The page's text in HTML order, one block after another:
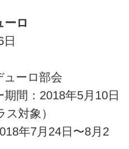
ーロ
ューロ部会
間：2018年5月10日
対象）
年7月24日〜8月2